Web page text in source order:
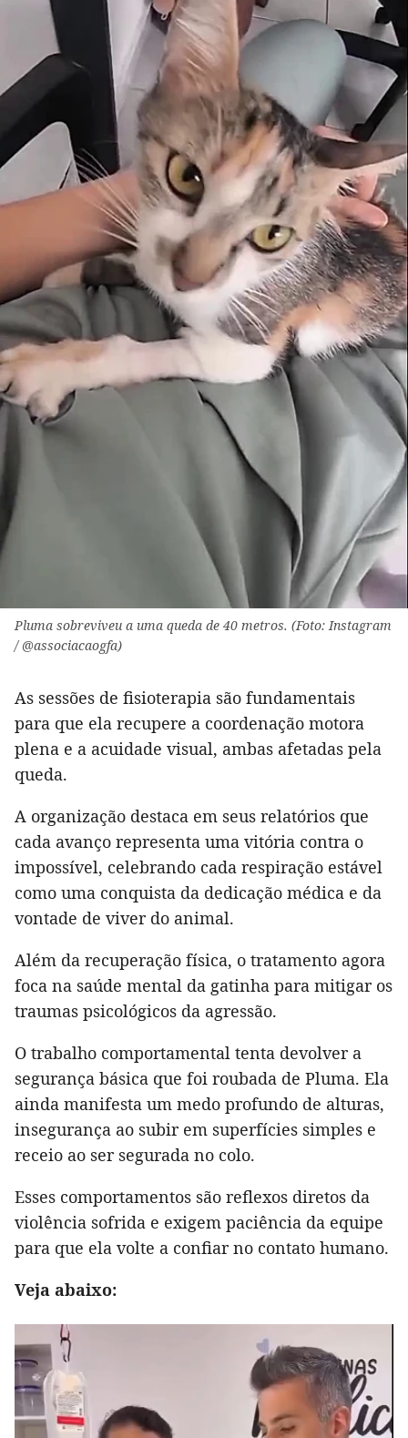
Pluma sobreviveu a uma queda de 40 metros. (Foto: Instagram
/ @associacaogfa)
As sessões de fisioterapia são fundamentais
para que ela recupere a coordenação motora
plena e a acuidade visual, ambas afetadas pela
queda.
A organização destaca em seus relatórios que
cada avanço representa uma vitória contra o
impossível, celebrando cada respiração estável
como uma conquista da dedicação médica e da
vontade de viver do animal.
Além da recuperação física, o tratamento agora
foca na saúde mental da gatinha para mitigar os
traumas psicológicos da agressão.
O trabalho comportamental tenta devolver a
segurança básica que foi roubada de Pluma. Ela
ainda manifesta um medo profundo de alturas,
insegurança ao subir em superfícies simples e
receio ao ser segurada no colo.
Esses comportamentos são reflexos diretos da
violência sofrida e exigem paciência da equipe
para que ela volte a confiar no contato humano.
Veja abaixo: